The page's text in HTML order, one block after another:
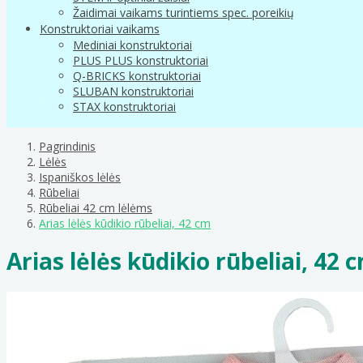
Žaidimai vaikams turintiems spec. poreikių
Konstruktoriai vaikams
Mediniai konstruktoriai
PLUS PLUS konstruktoriai
Q-BRICKS konstruktoriai
SLUBAN konstruktoriai
STAX konstruktoriai
Pagrindinis
Lėlės
Ispaniškos lėlės
Rūbeliai
Rūbeliai 42 cm lėlėms
Arias lėlės kūdikio rūbeliai, 42 cm
Arias lėlės kūdikio rūbeliai, 42